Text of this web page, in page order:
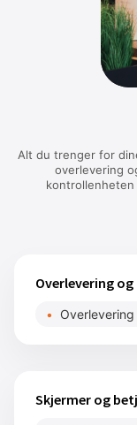
Alt du trenger for
overlevering
Overlevering
Skjermer og